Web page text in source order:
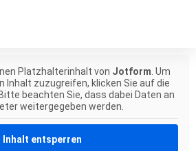
Platzhalterinhalt von Jotform . Um
Inhalt zuzugreifen, klicken Sie auf die
beachten Sie, dass dabei Daten an
weitergegeben werden.
Inhalt entsperren